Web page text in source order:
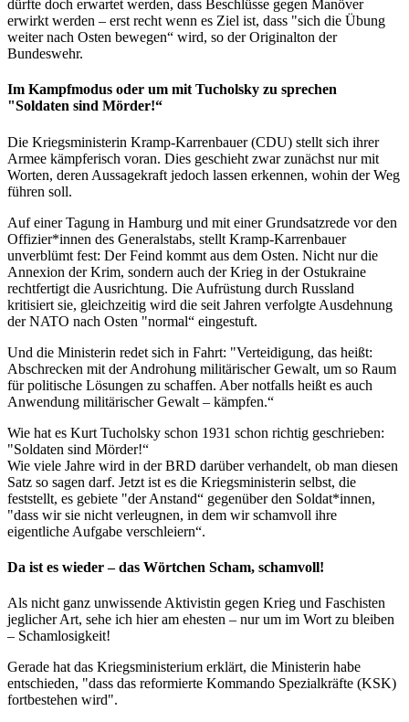
dürfte doch erwartet werden, dass Beschlüsse gegen Manöver
erwirkt werden – erst recht wenn es Ziel ist, dass "sich die Übung
weiter nach Osten bewegen“ wird, so der Originalton der
Bundeswehr.
Im Kampfmodus oder um mit Tucholsky zu sprechen
"Soldaten sind Mörder!“
Die Kriegsministerin Kramp-Karrenbauer (CDU) stellt sich ihrer
Armee kämpferisch voran. Dies geschieht zwar zunächst nur mit
Worten, deren Aussagekraft jedoch lassen erkennen, wohin der Weg
führen soll.
Auf einer Tagung in Hamburg und mit einer Grundsatzrede vor den
Offizier*innen des Generalstabs, stellt Kramp-Karrenbauer
unverblümt fest: Der Feind kommt aus dem Osten. Nicht nur die
Annexion der Krim, sondern auch der Krieg in der Ostukraine
rechtfertigt die Ausrichtung. Die Aufrüstung durch Russland
kritisiert sie, gleichzeitig wird die seit Jahren verfolgte Ausdehnung
der NATO nach Osten "normal“ eingestuft.
Und die Ministerin redet sich in Fahrt: "Verteidigung, das heißt:
Abschrecken mit der Androhung militärischer Gewalt, um so Raum
für politische Lösungen zu schaffen. Aber notfalls heißt es auch
Anwendung militärischer Gewalt – kämpfen.“
Wie hat es Kurt Tucholsky schon 1931 schon richtig geschrieben:
"Soldaten sind Mörder!“
Wie viele Jahre wird in der BRD darüber verhandelt, ob man diesen
Satz so sagen darf. Jetzt ist es die Kriegsministerin selbst, die
feststellt, es gebiete "der Anstand“ gegenüber den Soldat*innen,
"dass wir sie nicht verleugnen, in dem wir schamvoll ihre
eigentliche Aufgabe verschleiern“.
Da ist es wieder – das Wörtchen Scham, schamvoll!
Als nicht ganz unwissende Aktivistin gegen Krieg und Faschisten
jeglicher Art, sehe ich hier am ehesten – nur um im Wort zu bleiben
– Schamlosigkeit!
Gerade hat das Kriegsministerium erklärt, die Ministerin habe
entschieden, "dass das reformierte Kommando Spezialkräfte (KSK)
fortbestehen wird".